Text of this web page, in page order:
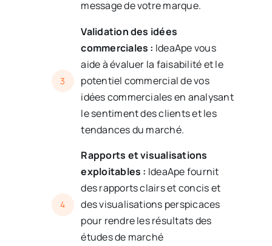
message de votre marque.
3
Validation des idées
commerciales : IdeaApe vous
aide à évaluer la faisabilité et le
potentiel commercial de vos
idées commerciales en analysant
le sentiment des clients et les
tendances du marché.
4
Rapports et visualisations
exploitables : IdeaApe fournit
des rapports clairs et concis et
des visualisations perspicaces
pour rendre les résultats des
études de marché